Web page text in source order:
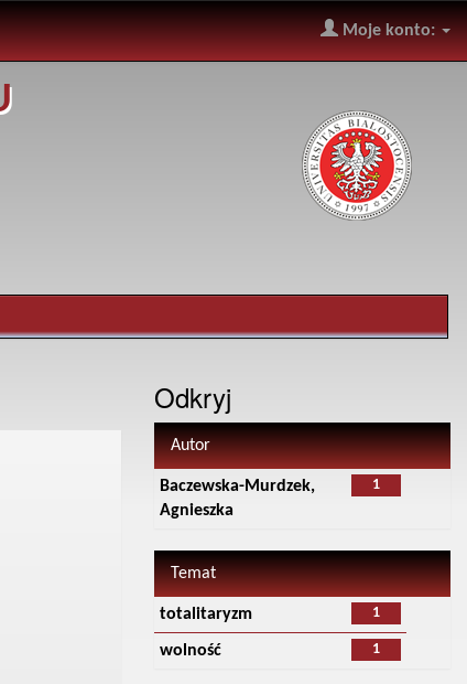
Moje konto:
Odkryj
Autor
1
Baczewska-Murdzek,
Agnieszka
Temat
1
totalitaryzm
1
wolność